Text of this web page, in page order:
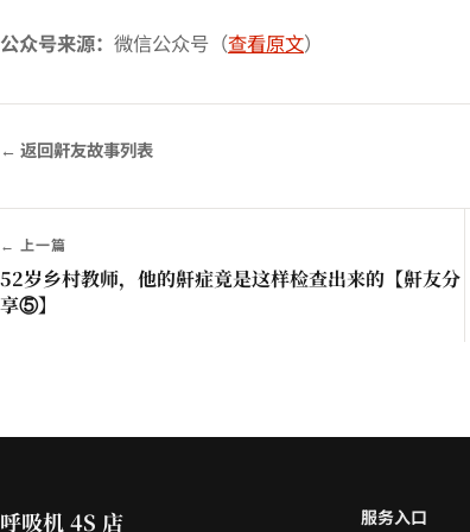
公众号来源： 微信公众号（查看原文）
← 返回鼾友故事列表
← 上一篇
52岁乡村教师，他的鼾症竟是这样检查出来的【鼾友分
享⑤】
呼吸机 4S 店 服务入口